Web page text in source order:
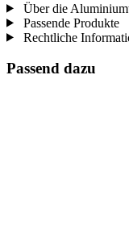
Über die
Passende Produkte
Rechtliche
Passend dazu